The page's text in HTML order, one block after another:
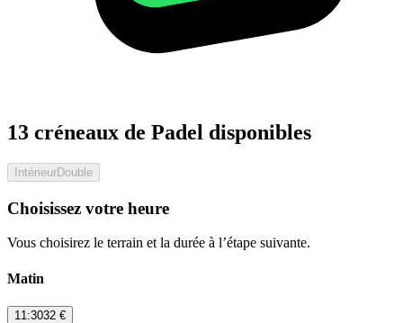
13 créneaux de Padel disponibles
IntérieurDouble
Choisissez votre heure
Vous choisirez le terrain et la durée à l’étape suivante.
Matin
11:3032 €